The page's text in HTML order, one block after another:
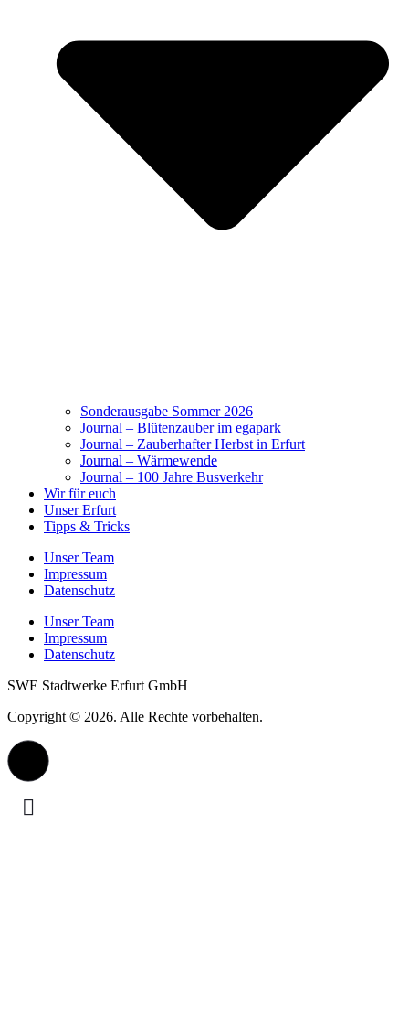
Sonderausgabe Sommer 2026
Journal – Blütenzauber im egapark
Journal – Zauberhafter Herbst in Erfurt
Journal – Wärmewende
Journal – 100 Jahre Busverkehr
Wir für euch
Unser Erfurt
Tipps & Tricks
Unser Team
Impressum
Datenschutz
Unser Team
Impressum
Datenschutz
SWE Stadtwerke Erfurt GmbH
Copyright © 2026. Alle Rechte vorbehalten.